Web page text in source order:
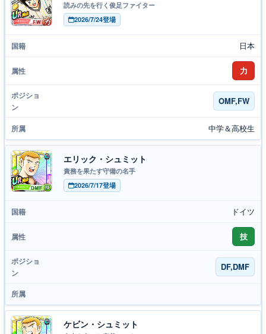
読みの先を行く俊足ファイター
2026/7/24登場
日本
力
OMF,FW
中学＆高校生
エリック・シュミット
責務を果たす守備の名手
2026/7/17登場
ドイツ
技
DF,DMF
ケビン・シュミット